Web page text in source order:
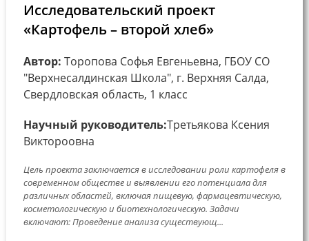
Исследовательский проект
«Картофель – второй хлеб»
Автор: Торопова Софья Евгеньевна, ГБОУ СО
"Верхнесалдинская Школа", г. Верхняя Салда,
Свердловская область, 1 класс
Научный руководитель:Третьякова Ксения
Виктороовна
Цель проекта заключается в исследовании роли картофеля в
современном обществе и выявлении его потенциала для
различных областей, включая пищевую, фармацевтическую,
косметологическую и биотехнологическую. Задачи
включают: Проведение анализа существующ...